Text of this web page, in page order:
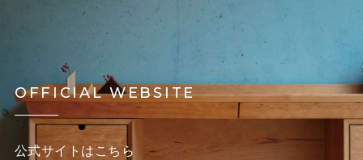
OFFICIAL WEBSITE
公式サイトはこちら